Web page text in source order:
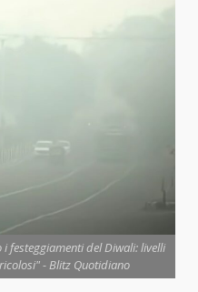
festeggiamenti del Diwali: livelli
- Blitz Quotidiano